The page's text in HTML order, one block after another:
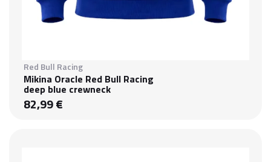
Red Bull Racing
Mikina Oracle Red Bull Racing
deep blue crewneck
82,99 €